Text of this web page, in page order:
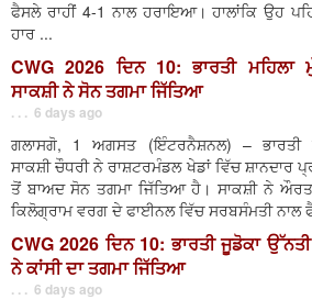
ਫੈਸਲੇ ਰਾਹੀਂ 4-1 ਨਾਲ ਹਰਾਇਆ। ਹਾਲਾਂਕਿ ਉਹ
ਹਾਰ ...
CWG 2026 ਦਿਨ 10: ਭਾਰਤੀ ਮਹਿਲਾ
ਸਾਕਸ਼ੀ ਨੇ ਸੋਨ ਤਗਮਾ ਜਿੱਤਿਆ
. . . 6 days ago
ਗਲਾਸਗੋ, 1 ਅਗਸਤ (ਇੰਟਰਨੈਸ਼ਨਲ) – ਭਾਰਤੀ
ਸਾਕਸ਼ੀ ਚੌਧਰੀ ਨੇ ਰਾਸ਼ਟਰਮੰਡਲ ਖੇਡਾਂ ਵਿੱਚ ਸ਼ਾਨਦਾਰ
ਤੋਂ ਬਾਅਦ ਸੋਨ ਤਗਮਾ ਜਿੱਤਿਆ ਹੈ। ਸਾਕਸ਼ੀ ਨੇ
ਕਿਲੋਗ੍ਰਾਮ ਵਰਗ ਦੇ ਫਾਈਨਲ ਵਿੱਚ ਸਰਬਸੰਮਤੀ ਨਾਲ
CWG 2026 ਦਿਨ 10: ਭਾਰਤੀ ਜੂਡੋਕਾ
ਨੇ ਕਾਂਸੀ ਦਾ ਤਗਮਾ ਜਿੱਤਿਆ
. . . 6 days ago